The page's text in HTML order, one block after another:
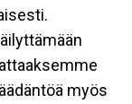
myös